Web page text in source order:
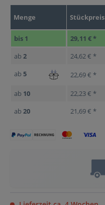
Menge Stückpreis
bis 1 29,11 € *
ab 2 24,62 € *
ab 5 22,69 € *
ab 10 22,23 € *
ab 20 21,69 € *